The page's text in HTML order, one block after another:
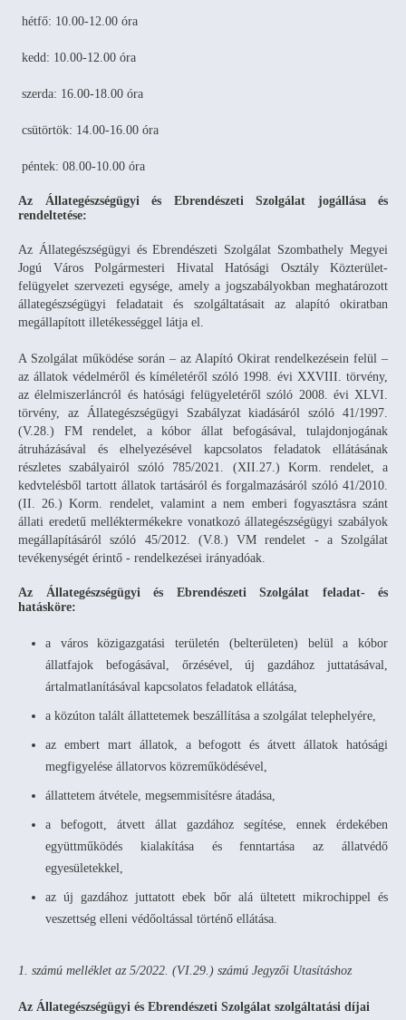
hétfő: 10.00-12.00 óra
kedd: 10.00-12.00 óra
szerda: 16.00-18.00 óra
csütörtök: 14.00-16.00 óra
péntek: 08.00-10.00 óra
Az Állategészségügyi és Ebrendészeti Szolgálat jogállása és
rendeltetése:
Az Állategészségügyi és Ebrendészeti Szolgálat Szombathely Megyei
Jogú Város Polgármesteri Hivatal Hatósági Osztály Közterület-
felügyelet szervezeti egysége, amely a jogszabályokban meghatározott
állategészségügyi feladatait és szolgáltatásait az alapító okiratban
megállapított illetékességgel látja el.
A Szolgálat működése során – az Alapító Okirat rendelkezésein felül –
az állatok védelméről és kíméletéről szóló 1998. évi XXVIII. törvény,
az élelmiszerláncról és hatósági felügyeletéről szóló 2008. évi XLVI.
törvény, az Állategészségügyi Szabályzat kiadásáról szóló 41/1997.
(V.28.) FM rendelet, a kóbor állat befogásával, tulajdonjogának
átruházásával és elhelyezésével kapcsolatos feladatok ellátásának
részletes szabályairól szóló 785/2021. (XII.27.) Korm. rendelet, a
kedvtelésből tartott állatok tartásáról és forgalmazásáról szóló 41/2010.
(II. 26.) Korm. rendelet, valamint a nem emberi fogyasztásra szánt
állati eredetű melléktermékekre vonatkozó állategészségügyi szabályok
megállapításáról szóló 45/2012. (V.8.) VM rendelet - a Szolgálat
tevékenységét érintő - rendelkezései irányadóak.
Az Állategészségügyi és Ebrendészeti Szolgálat feladat- és
hatásköre:
a város közigazgatási területén (belterületen) belül a kóbor
állatfajok befogásával, őrzésével, új gazdához juttatásával,
ártalmatlanításával kapcsolatos feladatok ellátása,
a közúton talált állattetemek beszállítása a szolgálat telephelyére,
az embert mart állatok, a befogott és átvett állatok hatósági
megfigyelése állatorvos közreműködésével,
állattetem átvétele, megsemmisítésre átadása,
a befogott, átvett állat gazdához segítése, ennek érdekében
együttműködés kialakítása és fenntartása az állatvédő
egyesületekkel,
az új gazdához juttatott ebek bőr alá ültetett mikrochippel és
veszettség elleni védőoltással történő ellátása.
1. számú melléklet az 5/2022. (VI.29.) számú Jegyzői Utasításhoz
Az Állategészségügyi és Ebrendészeti Szolgálat szolgáltatási díjai